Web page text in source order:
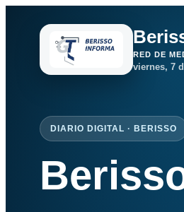
RED DE
viernes, 7
DIARIO DIGITAL · BERISSO